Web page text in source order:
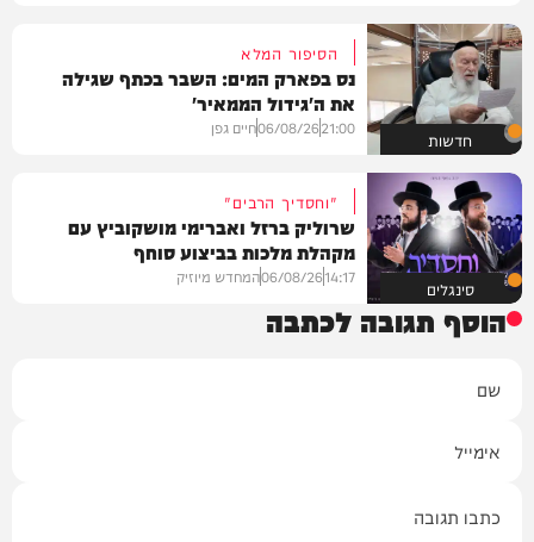
חדשות
הסיפור המלא
נס בפארק המים: השבר בכתף שגילה
את ה'גידול הממאיר'
21:00
06/08/26חיים גפן
סינגלים
"וחסדיך הרבים"
שרוליק ברזל ואברימי מושקוביץ עם
מקהלת מלכות בביצוע סוחף
14:17
06/08/26המחדש מיוזיק
הוסף תגובה לכתבה